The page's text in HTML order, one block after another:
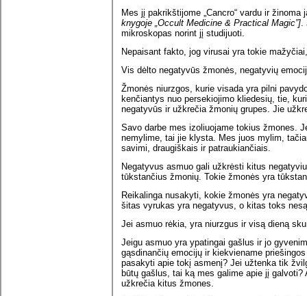
Mes jį pakrikštijome „Cancro“ vardu ir
knygoje „Occult Medicine & Practical Magic”].
mikroskopas norint jį studijuoti.
Nepaisant fakto, jog virusai yra tokie
Vis dėlto negatyvūs žmonės, negatyvių
Žmonės niurzgos, kurie visada yra pilni
kenčiantys nuo persekiojimo kliedesių, tie,
negatyvūs ir užkrečia žmonių grupes. Jie
Savo darbe mes izoliuojame tokius žmones.
nemylime, tai jie klysta. Mes juos mylim,
savimi, draugiškais ir patraukiančiais.
Negatyvus asmuo gali užkrėsti kitus
tūkstančius žmonių. Tokie žmonės yra
Reikalinga nusakyti, kokie žmonės yra
šitas vyrukas yra negatyvus, o kitas toks
Jei asmuo rėkia, yra niurzgus ir visą dieną
Jeigu asmuo yra ypatingai gašlus ir jo
gąsdinančių emocijų ir kiekviename
pasakyti apie tokį asmenį? Jei užtenka tik
būtų gašlus, tai ką mes galime apie jį
užkrečia kitus žmones.